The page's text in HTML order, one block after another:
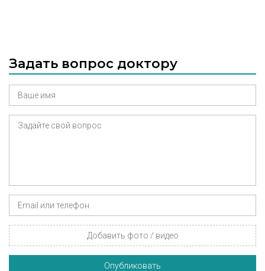
Задать вопрос доктору
Добавить фото / видео
Опубликовать